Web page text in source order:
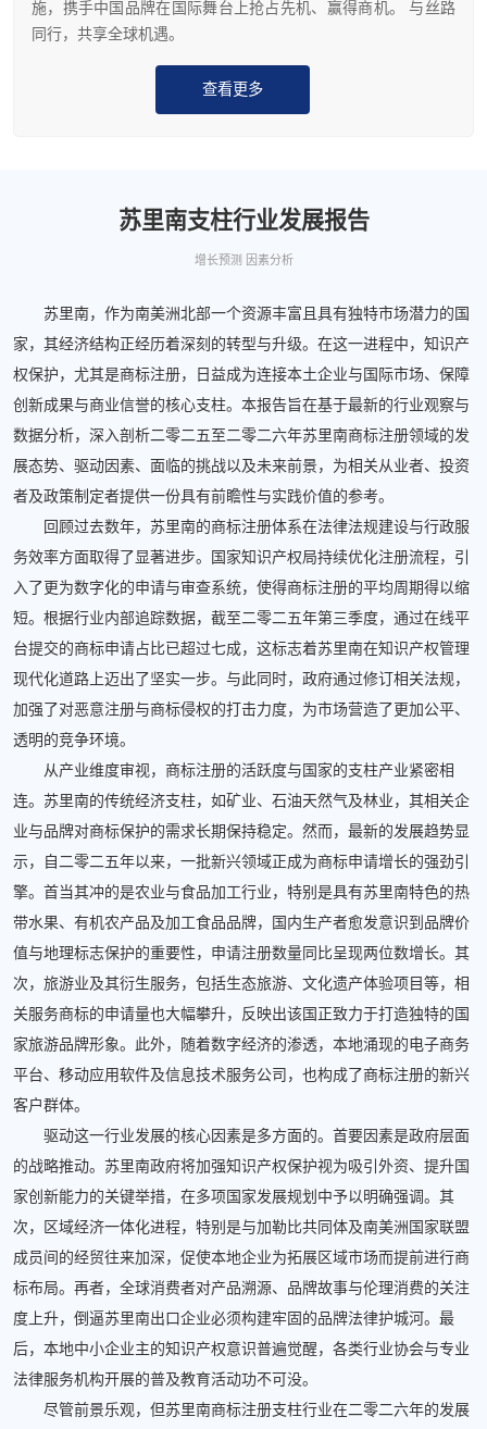
施，携手中国品牌在国际舞台上抢占先机、赢得商机。 与丝路
同行，共享全球机遇。
查看更多
苏里南支柱行业发展报告
增长预测 因素分析
苏里南，作为南美洲北部一个资源丰富且具有独特市场潜力的国
家，其经济结构正经历着深刻的转型与升级。在这一进程中，知识产
权保护，尤其是商标注册，日益成为连接本土企业与国际市场、保障
创新成果与商业信誉的核心支柱。本报告旨在基于最新的行业观察与
数据分析，深入剖析二零二五至二零二六年苏里南商标注册领域的发
展态势、驱动因素、面临的挑战以及未来前景，为相关从业者、投资
者及政策制定者提供一份具有前瞻性与实践价值的参考。
回顾过去数年，苏里南的商标注册体系在法律法规建设与行政服
务效率方面取得了显著进步。国家知识产权局持续优化注册流程，引
入了更为数字化的申请与审查系统，使得商标注册的平均周期得以缩
短。根据行业内部追踪数据，截至二零二五年第三季度，通过在线平
台提交的商标申请占比已超过七成，这标志着苏里南在知识产权管理
现代化道路上迈出了坚实一步。与此同时，政府通过修订相关法规，
加强了对恶意注册与商标侵权的打击力度，为市场营造了更加公平、
透明的竞争环境。
从产业维度审视，商标注册的活跃度与国家的支柱产业紧密相
连。苏里南的传统经济支柱，如矿业、石油天然气及林业，其相关企
业与品牌对商标保护的需求长期保持稳定。然而，最新的发展趋势显
示，自二零二五年以来，一批新兴领域正成为商标申请增长的强劲引
擎。首当其冲的是农业与食品加工行业，特别是具有苏里南特色的热
带水果、有机农产品及加工食品品牌，国内生产者愈发意识到品牌价
值与地理标志保护的重要性，申请注册数量同比呈现两位数增长。其
次，旅游业及其衍生服务，包括生态旅游、文化遗产体验项目等，相
关服务商标的申请量也大幅攀升，反映出该国正致力于打造独特的国
家旅游品牌形象。此外，随着数字经济的渗透，本地涌现的电子商务
平台、移动应用软件及信息技术服务公司，也构成了商标注册的新兴
客户群体。
驱动这一行业发展的核心因素是多方面的。首要因素是政府层面
的战略推动。苏里南政府将加强知识产权保护视为吸引外资、提升国
家创新能力的关键举措，在多项国家发展规划中予以明确强调。其
次，区域经济一体化进程，特别是与加勒比共同体及南美洲国家联盟
成员间的经贸往来加深，促使本地企业为拓展区域市场而提前进行商
标布局。再者，全球消费者对产品溯源、品牌故事与伦理消费的关注
度上升，倒逼苏里南出口企业必须构建牢固的品牌法律护城河。最
后，本地中小企业主的知识产权意识普遍觉醒，各类行业协会与专业
法律服务机构开展的普及教育活动功不可没。
尽管前景乐观，但苏里南商标注册支柱行业在二零二六年的发展